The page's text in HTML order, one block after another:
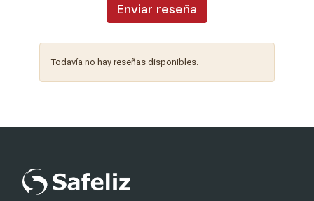
Enviar reseña
Todavía no hay reseñas disponibles.